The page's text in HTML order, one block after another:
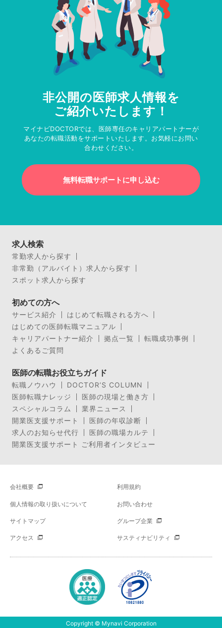
非公開の医師求人情報を
ご紹介いたします！
マイナビDOCTORでは、医師専任のキャリアパートナーが
あなたの転職活動をサポートいたします。お気軽にお問い
合わせください。
無料転職サポートに申し込む
求人検索
常勤求人から探す
非常勤（アルバイト）求人から探す
スポット求人から探す
初めての方へ
サービス紹介
はじめて転職される方へ
はじめての医師転職マニュアル
キャリアパートナー紹介
拠点一覧
転職成功事例
よくあるご質問
医師の転職お役立ちガイド
転職ノウハウ
DOCTOR’S COLUMN
医師転職ナレッジ
医師の現場と働き方
スペシャルコラム
業界ニュース
開業医支援サポート
医師の年収診断
求人のお知らせ代行
医師の職場カルテ
開業医支援サポート ご利用者インタビュー
会社概要 利用規約
個人情報の取り扱いについて お問い合わせ
サイトマップ グループ企業
アクセス サスティナビリティ
Copyright © Mynavi Corporation